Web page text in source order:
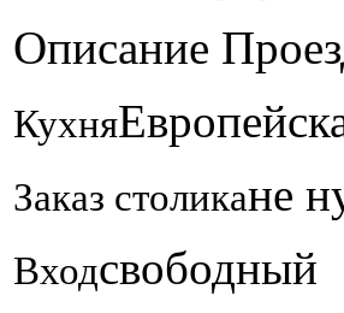
Описание
Кухня
Заказ столикане
Входсвободный